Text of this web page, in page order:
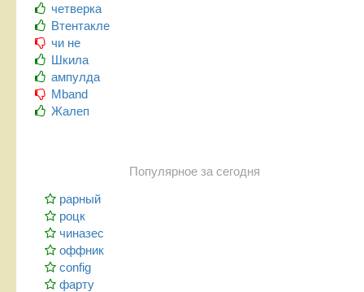
четверка
Втентакле
чи не
Шкила
ампулда
Mband
Жалеп
Популярное за сегодня
рарный
роцк
чиназес
оффник
config
фарту